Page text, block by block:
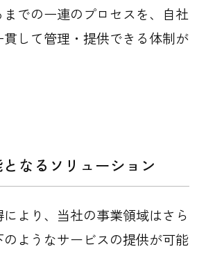
までの一連のプロセスを、自社
して管理・提供できる体制が
なるソリューション
より、当社の事業領域はさら
のようなサービスの提供が可能